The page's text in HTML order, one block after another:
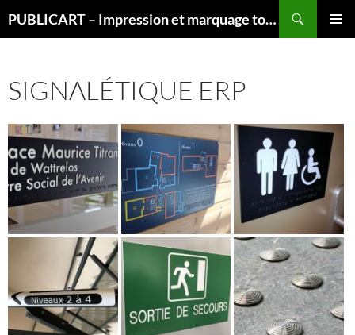
au
PUBLICART – Impression et marquage tous supports
SIGNALÉTIQUE ERP